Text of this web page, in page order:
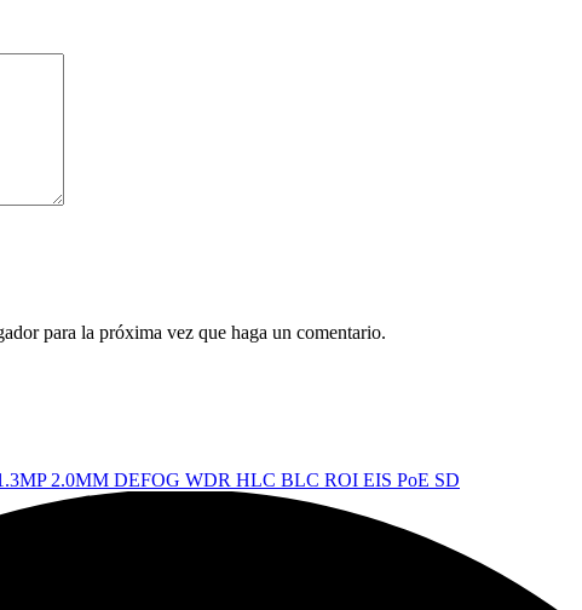
para la próxima vez que haga un comentario.